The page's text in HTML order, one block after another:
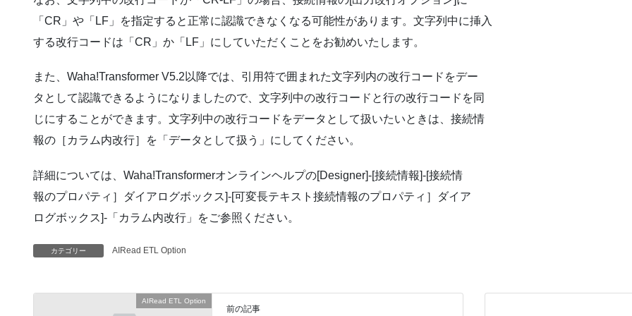
「CR」や「LF」を指定すると正常に認識できなくなる可能性があります。文字列中に挿入
する改行コードは「CR」か「LF」にしていただくことをお勧めいたします。
また、Waha!Transformer V5.2以降では、引用符で囲まれた文字列内の改行コードをデー
タとして認識できるようになりましたので、文字列中の改行コードと行の改行コードを同
じにすることができます。文字列中の改行コードをデータとして扱いたいときは、接続情
報の［カラム内改行］を「データとして扱う」にしてください。
詳細については、Waha!Transformerオンラインヘルプの[Designer]-[接続情報]-[接続情
報のプロパティ］ダイアログボックス]-[可変長テキスト接続情報のプロパティ］ダイア
ログボックス]-「カラム内改行」をご参照ください。
カテゴリー AIRead ETL Option
AIRead ETL Option
前の記事